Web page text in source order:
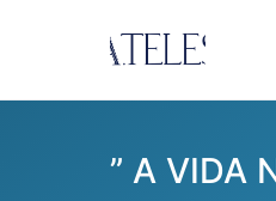
conteúdo
” A VIDA